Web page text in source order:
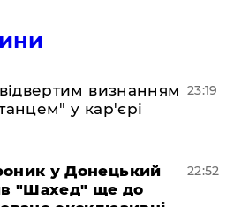
визнанням
у кар'єрі
23:19
у Донецький
"Шахед" ще до
22:52